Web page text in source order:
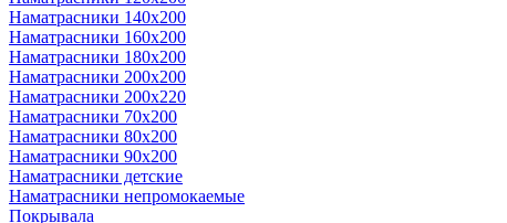
Наматрасники 140х200
Наматрасники 160х200
Наматрасники 180х200
Наматрасники 200х200
Наматрасники 200х220
Наматрасники 70х200
Наматрасники 80х200
Наматрасники 90х200
Наматрасники детские
Наматрасники непромокаемые
Покрывала